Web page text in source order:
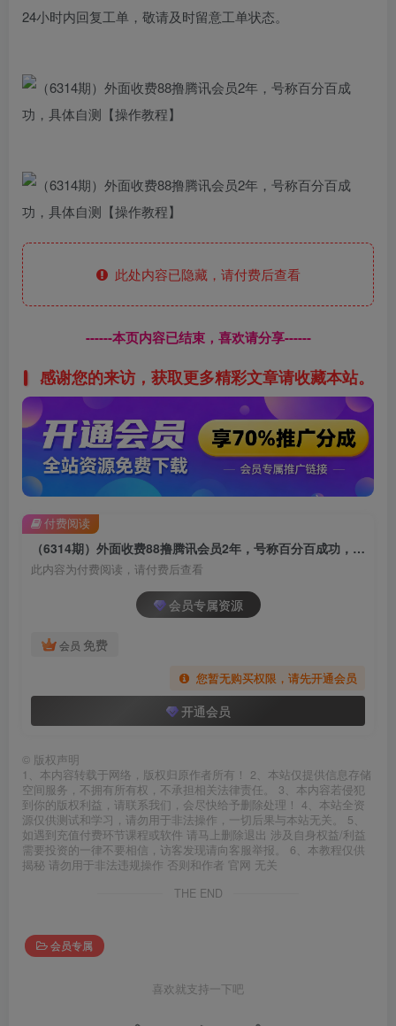
24小时内回复工单，敬请及时留意工单状态。
此处内容已隐藏，请付费后查看
------本页内容已结束，喜欢请分享------
感谢您的来访，获取更多精彩文章请收藏本站。
（6314期）外面收费88撸腾讯会员2年，号称百分百成功，具体自测【操作教程】
此内容为付费阅读，请付费后查看
会员专属资源
会员 免费
您暂无购买权限，请先开通会员
开通会员
付费阅读
© 版权声明
1、本内容转载于网络，版权归原作者所有！ 2、本站仅提供信息存储
空间服务，不拥有所有权，不承担相关法律责任。 3、本内容若侵犯
到你的版权利益，请联系我们，会尽快给予删除处理！ 4、本站全资
源仅供测试和学习，请勿用于非法操作，一切后果与本站无关。 5、
如遇到充值付费环节课程或软件 请马上删除退出 涉及自身权益/利益
需要投资的一律不要相信，访客发现请向客服举报。 6、本教程仅供
揭秘 请勿用于非法违规操作 否则和作者 官网 无关
THE END
会员专属
喜欢就支持一下吧